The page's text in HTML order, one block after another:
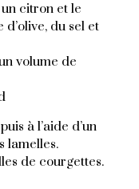
citron et le
d’olive, du sel et
volume de
à l’aide d’un
lamelles.
de courgettes.